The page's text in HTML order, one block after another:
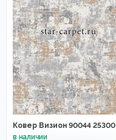
Ковер Визион 90044 25300